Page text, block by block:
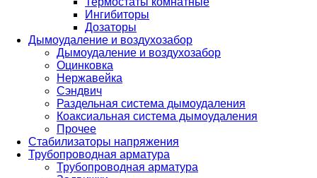
Ингибиторы
Дозаторы
Дымоудаление и воздухозабор
Дымоудаление и воздухозабор
Оцинковка
Нержавейка
Сэндвич
Раздельная система дымоудаления
Коаксиальная система дымоудаления
Прочее
Стабилизаторы напряжения
Трубопроводная арматура
Трубопроводная арматура